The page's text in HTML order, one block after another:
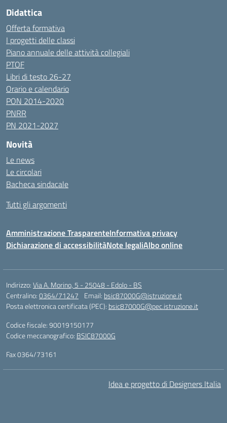
Didattica
Offerta formativa
I progetti delle classi
Piano annuale delle attività collegiali
PTOF
Libri di testo 26-27
Orario e calendario
PON 2014-2020
PNRR
PN 2021-2027
Novità
Le news
Le circolari
Bacheca sindacale
Tutti gli argomenti
Amministrazione TrasparenteInformativa privacy
Dichiarazione di accessibilitàNote legaliAlbo online
Indirizzo:Via A. Morino, 5 - 25048 - Edolo - BS
Centralino:0364/71247 Email: bsic87000G@istruzione.it
Posta elettronica certificata (PEC): bsic87000G@pec.istruzione.it
Codice fiscale: 90019150177
Codice meccanografico: BSIC87000G
Fax 0364/73161
Idea e progetto di Designers Italia